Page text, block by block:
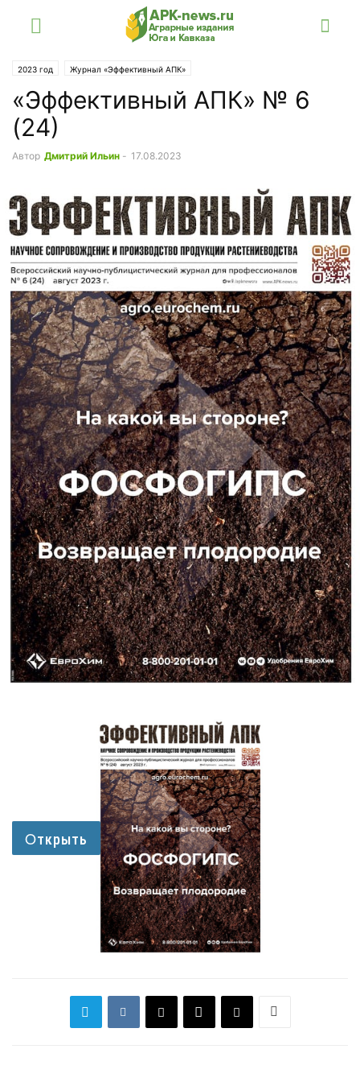
2023 год Журнал «Эффективный АПК»
«Эффективный АПК» № 6
(24)
Автор Дмитрий Ильин - 17.08.2023